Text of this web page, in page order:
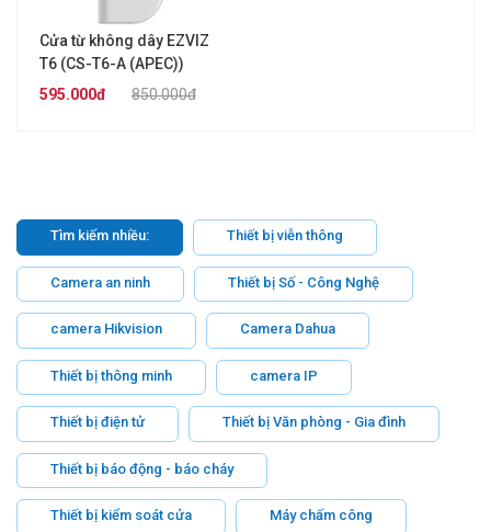
Cửa từ không dây EZVIZ
T6 (CS-T6-A (APEC))
850.000đ
595.000đ
Tìm kiếm nhiều: Thiết bị viễn thông
Camera an ninh Thiết bị Số - Công Nghệ
camera Hikvision Camera Dahua
Thiết bị thông minh camera IP
Thiết bị điện tử Thiết bị Văn phòng - Gia đình
Thiết bị báo động - báo cháy
Thiết bị kiểm soát cửa Máy chấm công